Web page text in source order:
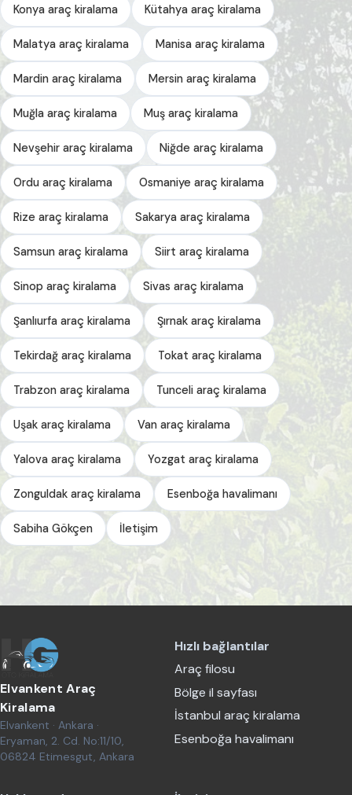
Konya araç kiralama Kütahya araç kiralama
Malatya araç kiralama Manisa araç kiralama
Mardin araç kiralama Mersin araç kiralama
Muğla araç kiralama Muş araç kiralama
Nevşehir araç kiralama Niğde araç kiralama
Ordu araç kiralama Osmaniye araç kiralama
Rize araç kiralama Sakarya araç kiralama
Samsun araç kiralama Siirt araç kiralama
Sinop araç kiralama Sivas araç kiralama
Şanlıurfa araç kiralama Şırnak araç kiralama
Tekirdağ araç kiralama Tokat araç kiralama
Trabzon araç kiralama Tunceli araç kiralama
Uşak araç kiralama Van araç kiralama
Yalova araç kiralama Yozgat araç kiralama
Zonguldak araç kiralama Esenboğa havalimanı
Sabiha Gökçen İletişim
Elvankent Araç
Kiralama
Elvankent · Ankara ·
Eryaman, 2. Cd. No:11/10,
06824 Etimesgut, Ankara
Hızlı bağlantılar
Araç filosu
Bölge il sayfası
İstanbul araç kiralama
Esenboğa havalimanı